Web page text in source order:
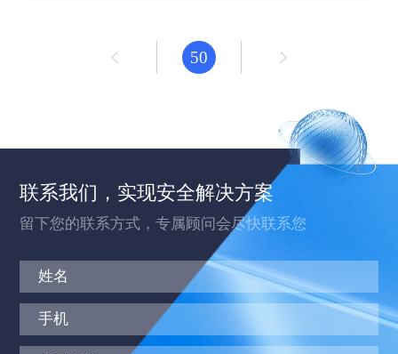
50
联系我们，实现安全解决方案
留下您的联系方式，专属顾问会尽快联系您